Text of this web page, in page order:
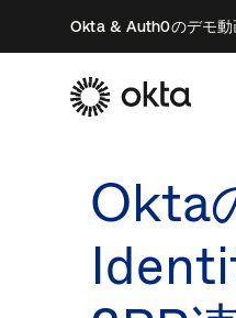
Okta & Auth0のデモ動
Okta